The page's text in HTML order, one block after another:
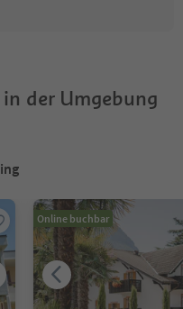
der Umgebung
Online buchbar